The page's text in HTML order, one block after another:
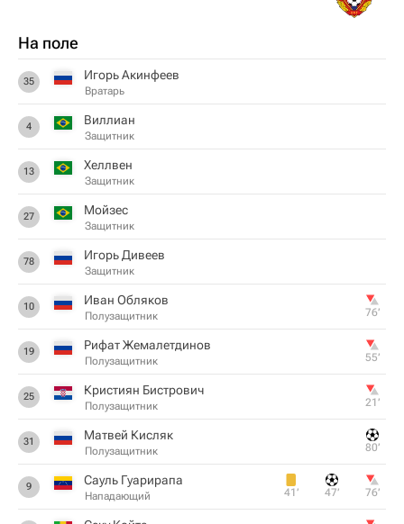
На поле
35 Игорь Акинфеев
Вратарь
4 Виллиан
Защитник
13 Хеллвен
Защитник
27 Мойзес
Защитник
78 Игорь Дивеев
Защитник
10 Иван Обляков
Полузащитник 76‎’‎
19 Рифат Жемалетдинов
Полузащитник 55‎’‎
25 Кристиян Бистрович
Полузащитник 21‎’‎
31 Матвей Кисляк
Полузащитник 80‎’‎
9 Сауль Гуарирапа
Нападающий 41‎’‎ 47‎’‎ 76‎’‎